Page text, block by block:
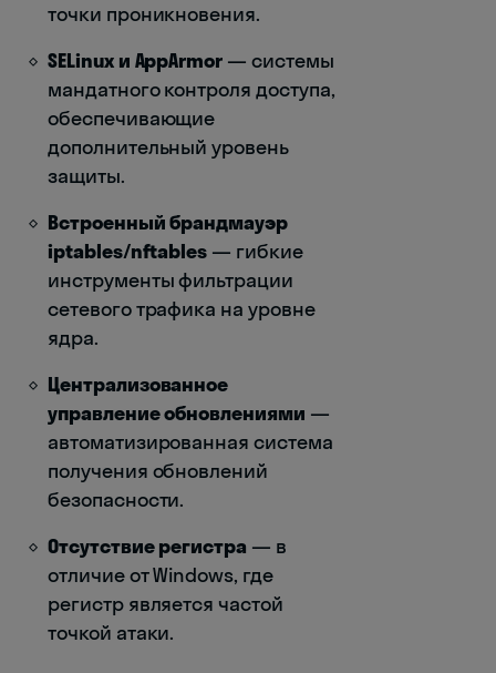
точки проникновения.
SELinux и AppArmor — системы
мандатного контроля доступа,
обеспечивающие
дополнительный уровень
защиты.
Встроенный брандмауэр
iptables/nftables — гибкие
инструменты фильтрации
сетевого трафика на уровне
ядра.
Централизованное
управление обновлениями —
автоматизированная система
получения обновлений
безопасности.
Отсутствие регистра — в
отличие от Windows, где
регистр является частой
точкой атаки.